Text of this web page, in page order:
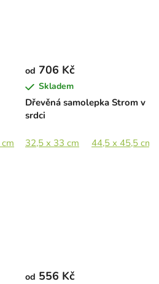
65 x 65 cm 89 x 89 cm
Dřevěná samolepka Strom v
srdci
od 706 Kč
Skladem
32,5 x 33 cm 44,5 x 45,5 cm
od 556 Kč